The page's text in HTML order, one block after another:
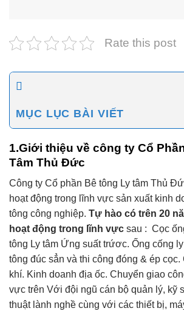
Rate this post
MỤC LỤC BÀI VIẾT
1.Giới thiệu về công ty Cổ
Tâm Thủ Đức
Công ty Cổ phần Bê tông Ly tâm Thủ
hoạt động trong lĩnh vực sản xuất kinh
tông công nghiệp. Tự hào có trên 20
hoạt động trong lĩnh vực sau : Cọc
tông Ly tâm Ứng suất trứơc. Ống cống
tông đúc sẳn và thi công đóng & ép
khí. Kinh doanh địa ốc. Chuyển giao
vực trên Với đội ngũ cán bộ quản lý, kỹ
thuật lành nghề cùng với các thiết bị,